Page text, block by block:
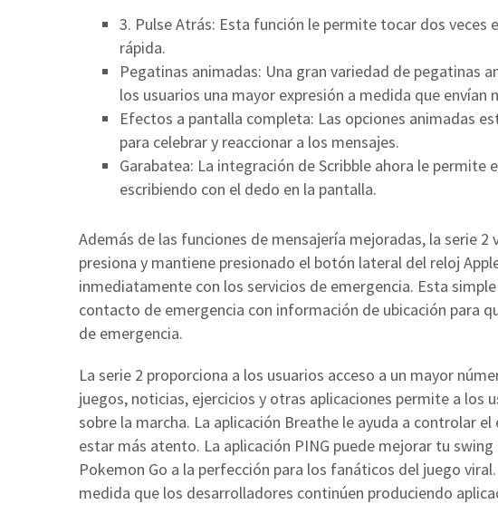
3. Pulse Atrás: Esta función le permite tocar dos veces
rápida.
Pegatinas animadas: Una gran variedad de pegatinas
los usuarios una mayor expresión a medida que envían
Efectos a pantalla completa: Las opciones animadas
para celebrar y reaccionar a los mensajes.
Garabatea: La integración de Scribble ahora le permite
escribiendo con el dedo en la pantalla.
Además de las funciones de mensajería mejoradas, la serie 2
presiona y mantiene presionado el botón lateral del reloj
inmediatamente con los servicios de emergencia. Esta
contacto de emergencia con información de ubicación para
de emergencia.
La serie 2 proporciona a los usuarios acceso a un mayor
juegos, noticias, ejercicios y otras aplicaciones permite a los
sobre la marcha. La aplicación Breathe le ayuda a controlar
estar más atento. La aplicación PING puede mejorar tu
Pokemon Go a la perfección para los fanáticos del juego
medida que los desarrolladores continúen produciendo